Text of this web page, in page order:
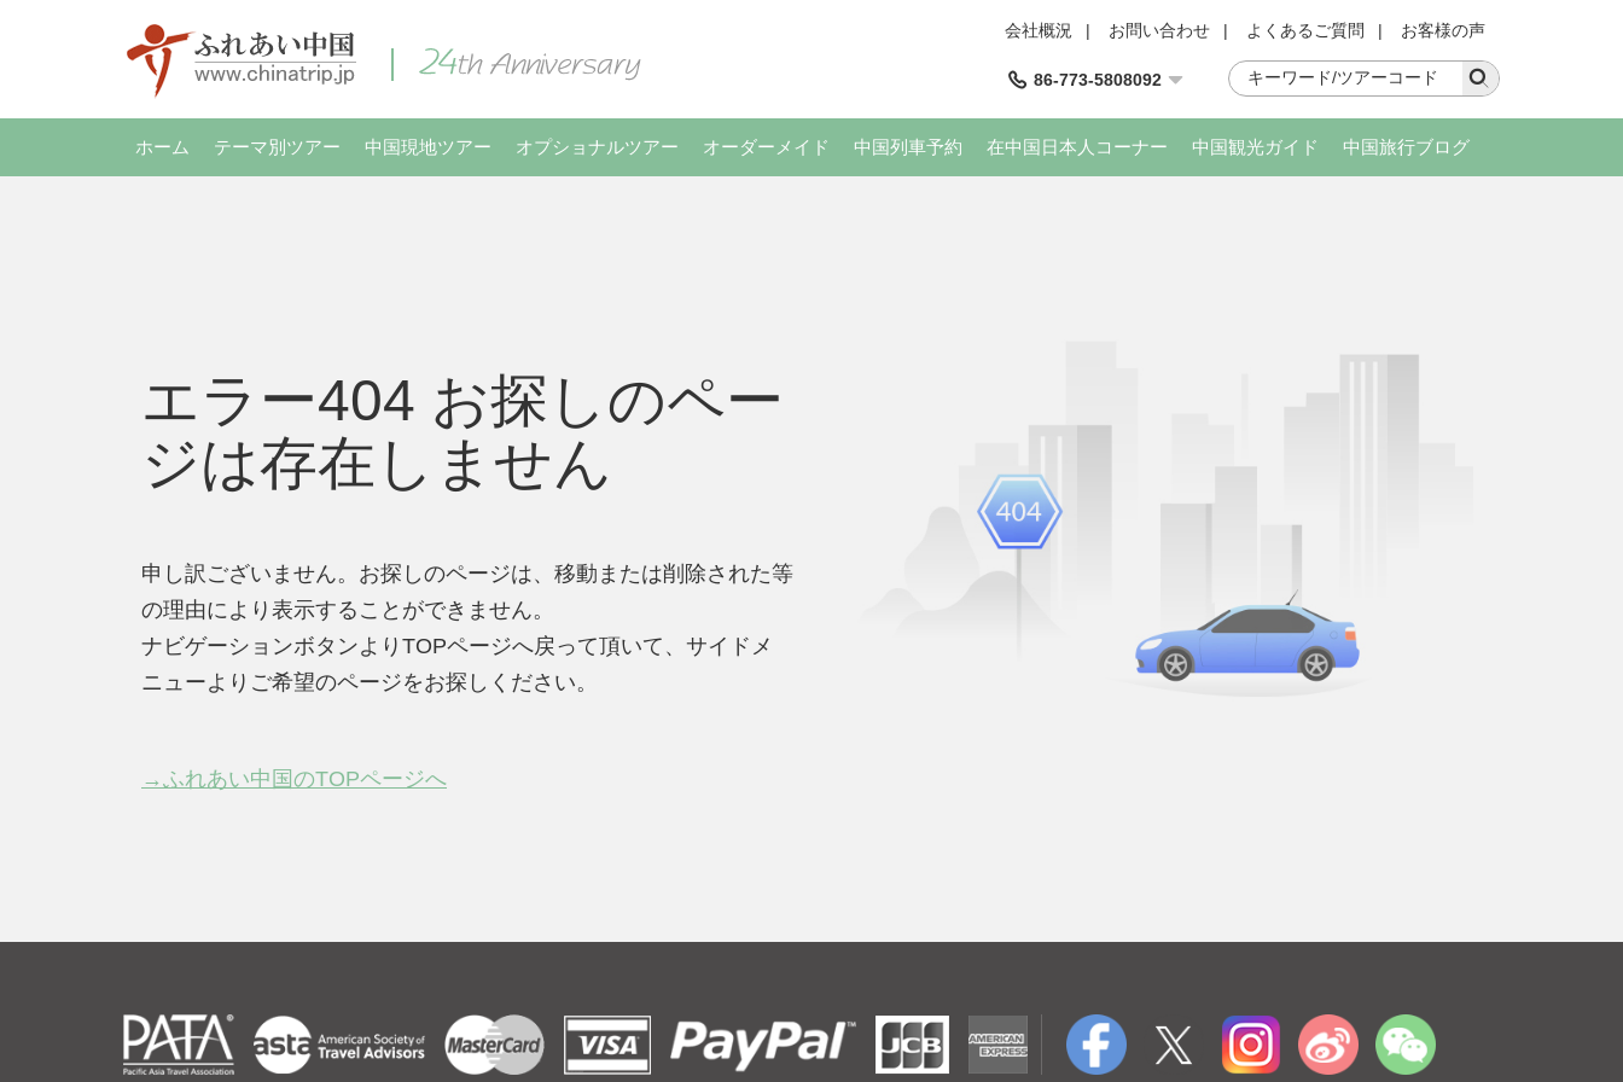
会社概況 | お問い合わせ | よくあるご質問 | お客様の声
86-773-5808092
ホーム テーマ別ツアー 中国現地ツアー オプショナルツアー オーダーメイド 中国列車予約 在中国日本人コーナー 中国観光ガイド 中国旅行ブログ
エラー404 お探しのペー
ジは存在しません
申し訳ございません。お探しのページは、移動または削除された等
の理由により表示することができません。
ナビゲーションボタンよりTOPページへ戻って頂いて、サイドメ
ニューよりご希望のページをお探しください。
→ふれあい中国のTOPページへ